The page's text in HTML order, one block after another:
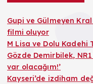
Gupi ve Gülmeyen
filmi oluyor
M Lisa ve Dolu Kadehi
Gözde Demirbilek,
var olacağım!’
Kayseri’de izdiham